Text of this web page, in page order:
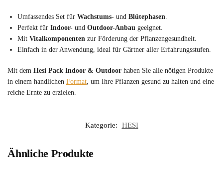
Umfassendes Set für Wachstums- und Blütephasen
Perfekt für Indoor- und Outdoor-Anbau geeignet.
Mit Vitalkomponenten zur Förderung der Pflanzengesundheit.
Einfach in der Anwendung, ideal für Gärtner aller Erfahrungsstufen.
Mit dem Hesi Pack Indoor & Outdoor haben Sie alle nötigen Produkte
in einem handlichen Format , um Ihre Pflanzen gesund zu halten und eine
reiche Ernte zu erzielen.
Kategorie: HESI
Ähnliche Produkte